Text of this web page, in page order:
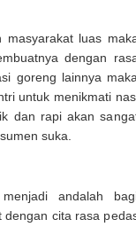
luas
dengan
goreng lainnya
untuk menikmati
dan rapi akan
suka.
andalah
dengan cita rasa